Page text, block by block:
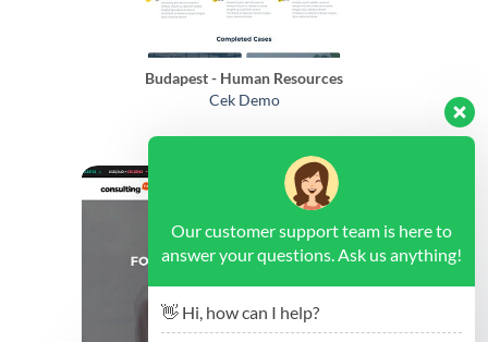
Budapest - Human Resources
Cek Demo
Our customer support team is here to
answer your questions. Ask us anything!
👋 Hi, how can I help?